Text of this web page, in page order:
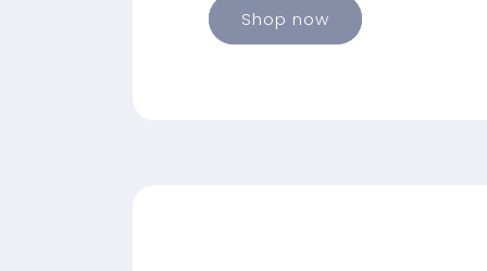
Shop now